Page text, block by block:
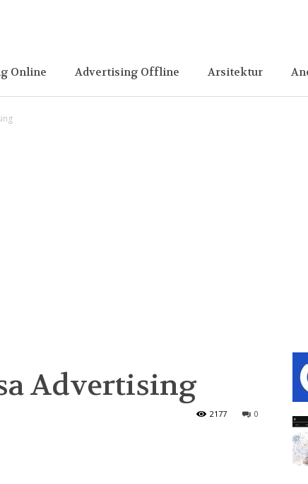
Online Advertising Offline Arsitektur
Advertising
0
2177